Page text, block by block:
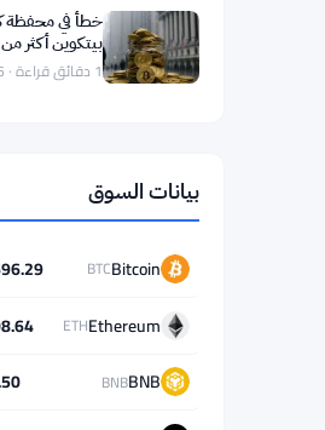
المستقرة مع1 دقائق قراءة · Aug 6, 2026
ديسمبر مع
1 دقائق قراءة · Aug 6, 2026
خطأ في محفظة
مليون دولار
1 دقائق قراءة · Aug 6, 2026